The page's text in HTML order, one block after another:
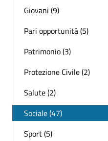
Giovani (9)
Pari opportunità (5)
Patrimonio (3)
Protezione Civile (2)
Salute (2)
Sociale (47)
Sport (5)